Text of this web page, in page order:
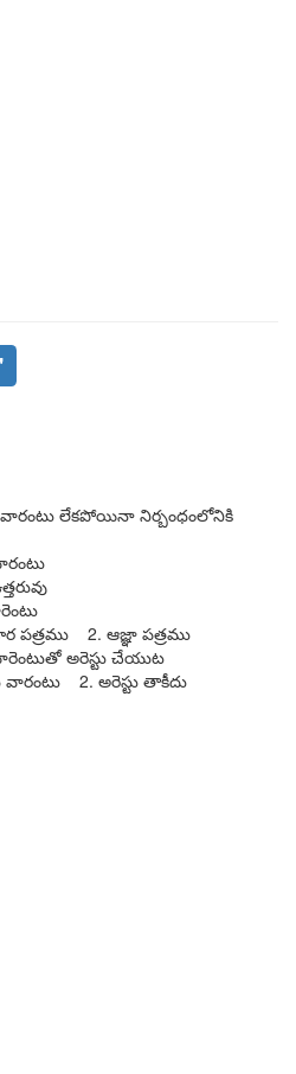
వారంటు లేకపోయినా నిర్బంధంలోనికి
పత్రము 2. ఆజ్ఞా పత్రము
అరెస్టు చేయుట
వారంటు 2. అరెస్టు తాకీదు